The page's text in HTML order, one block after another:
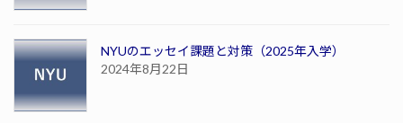
NYUのエッセイ課題と対策（2025年入学）
2024年8月22日